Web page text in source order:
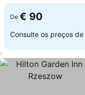
De € 90
Consulte os preços de